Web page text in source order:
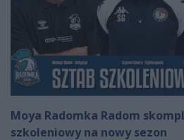
Moya Radomka Radom
szkoleniowy na nowy sezon